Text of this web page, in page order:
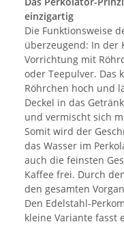
einzigartig
Die Funktionsweise
überzeugend: In der
Vorrichtung mit
oder Teepulver. Das
Röhrchen hoch und
Deckel in das
und vermischt sich
Somit wird der
das Wasser im
auch die feinsten
Kaffee frei. Durch
den gesamten
Den Edelstahl-
kleine Variante fasst